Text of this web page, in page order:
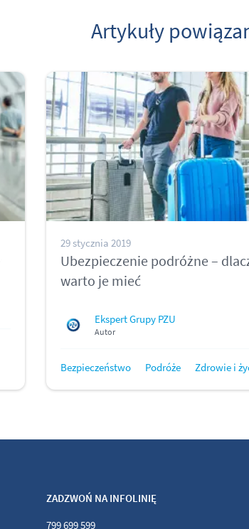
Artykuły
29 stycznia 2019
Ubezpieczenie podróżne –
warto je mieć
Ekspert Grupy PZU
Autor
Bezpieczeństwo Podróże Zdrowie i
ZADZWOŃ NA INFOLINIĘ
799 699 599